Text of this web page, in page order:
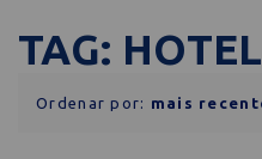
TAG: HOTEL
Ordenar por: